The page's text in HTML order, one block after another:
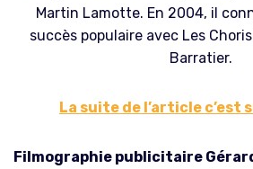
Martin Lamotte. En 2004, il
succès populaire avec Les
Barratier.
La suite de l’article c’est
Filmographie publicitaire